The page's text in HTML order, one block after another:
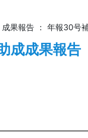
果報告 ： 年報30号
成成果報告